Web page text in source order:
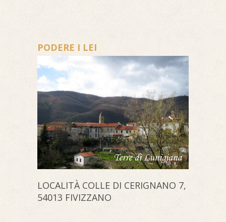
PODERE I LEI
LOCALITÀ COLLE DI CERIGNANO 7,
54013 FIVIZZANO